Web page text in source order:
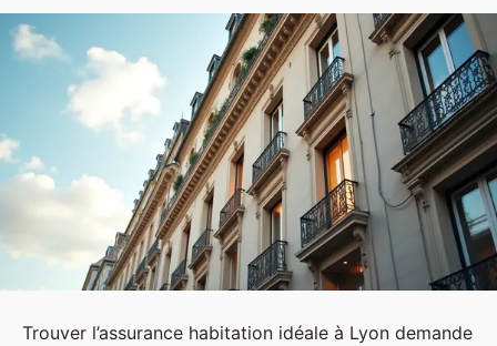
Trouver l’assurance habitation idéale à Lyon demande